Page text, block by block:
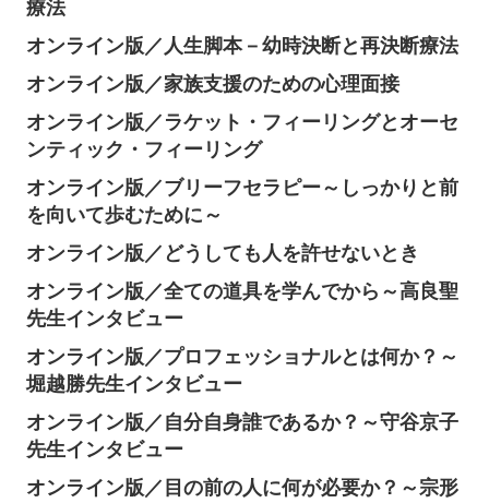
療法
オンライン版／人生脚本－幼時決断と再決断療法
オンライン版／家族支援のための心理面接
オンライン版／ラケット・フィーリングとオーセ
ンティック・フィーリング
オンライン版／ブリーフセラピー～しっかりと前
を向いて歩むために～
オンライン版／どうしても人を許せないとき
オンライン版／全ての道具を学んでから～高良聖
先生インタビュー
オンライン版／プロフェッショナルとは何か？～
堀越勝先生インタビュー
オンライン版／自分自身誰であるか？～守谷京子
先生インタビュー
オンライン版／目の前の人に何が必要か？～宗形